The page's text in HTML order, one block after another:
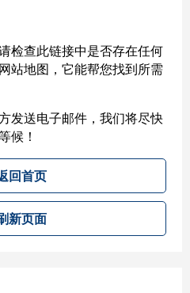
检查此链接中是否存在任何
站地图，它能帮您找到所需
发送电子邮件，我们将尽快
候！
回首页
新页面